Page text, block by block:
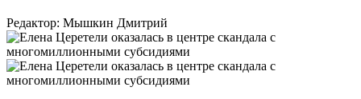
Редактор: Мышкин Дмитрий